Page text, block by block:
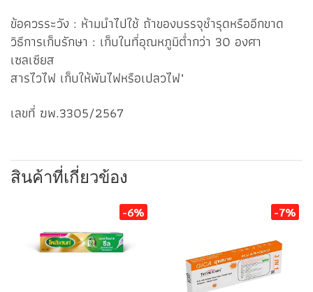
ข้อควรระวัง : ห้ามนำไปใช้ ถ้าของบรรจุชำรุดหรืออีกขาด
วิธีการเก็บรักษา : เก็บในที่อุณหภูมิต่ำกว่า 30 องศา
เซลเซียส
สารไวไฟ เก็บให้พันไฟหรือเปลวไฟ"
เลขที่ ฆพ.3305/2567
สินค้าที่เกี่ยวข้อง
-6% -7%